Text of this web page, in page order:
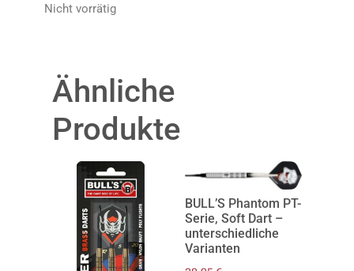
Nicht vorrätig
Ähnliche
Produkte
BULL’S Phantom PT-
Serie, Soft Dart –
unterschiedliche
Varianten